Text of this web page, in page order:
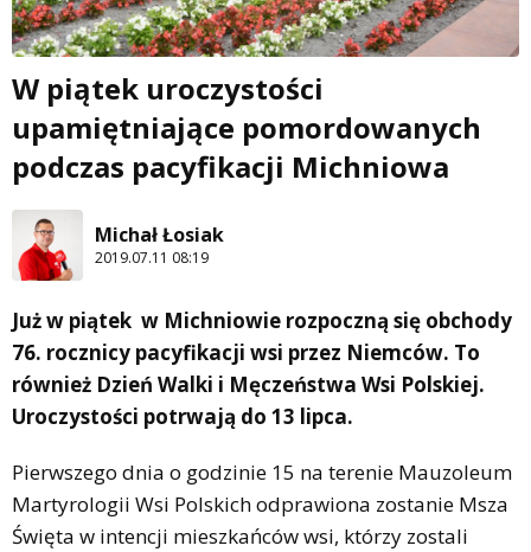
W piątek uroczystości
upamiętniające pomordowanych
podczas pacyfikacji Michniowa
Michał Łosiak
2019.07.11 08:19
Już w piątek w Michniowie rozpoczną się obchody
76. rocznicy pacyfikacji wsi przez Niemców. To
również Dzień Walki i Męczeństwa Wsi Polskiej.
Uroczystości potrwają do 13 lipca.
Pierwszego dnia o godzinie 15 na terenie Mauzoleum
Martyrologii Wsi Polskich odprawiona zostanie Msza
Święta w intencji mieszkańców wsi, którzy zostali